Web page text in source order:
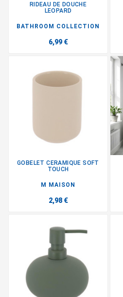
RIDEAU DE DOUCHE
LEOPARD
BATHROOM COLLECTION
6,99 €
GOBELET CERAMIQUE SOFT
TOUCH
M MAISON
2,98 €